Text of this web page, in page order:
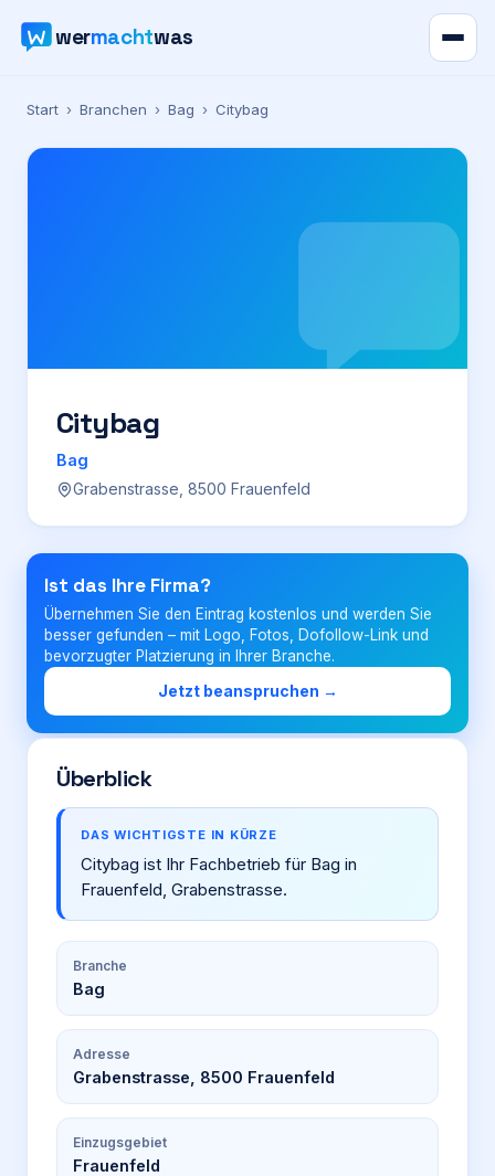
wermachtwas
Verzeichnis
Karte
Preise
Für Firmen
Login
Firma eintragen
Start › Branchen › Bag › Citybag
Citybag
Bag
Grabenstrasse, 8500 Frauenfeld
Ist das Ihre Firma?
Übernehmen Sie den Eintrag kostenlos und werden Sie
besser gefunden – mit Logo, Fotos, Dofollow-Link und
bevorzugter Platzierung in Ihrer Branche.
Jetzt beanspruchen →
Überblick
DAS WICHTIGSTE IN KÜRZE
Citybag ist Ihr Fachbetrieb für Bag in
Frauenfeld, Grabenstrasse.
Branche
Bag
Adresse
Grabenstrasse, 8500 Frauenfeld
Einzugsgebiet
Frauenfeld